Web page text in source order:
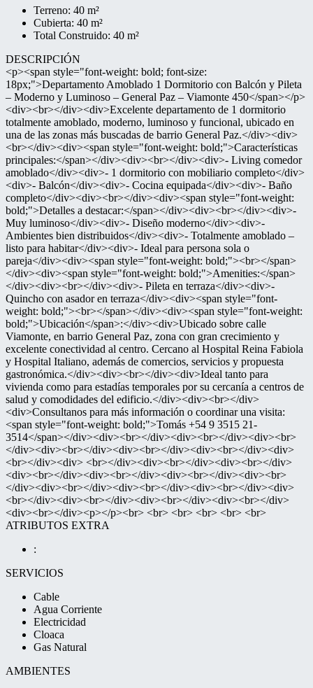
Terreno: 40 m²
Cubierta: 40 m²
Total Construido: 40 m²
DESCRIPCIÓN
<p><span style="font-weight: bold; font-size:
18px;">Departamento Amoblado 1 Dormitorio con Balcón y Pileta
– Moderno y Luminoso – General Paz – Viamonte 450</span></p>
<div><br></div><div>Excelente departamento de 1 dormitorio
totalmente amoblado, moderno, luminoso y funcional, ubicado en
una de las zonas más buscadas de barrio General Paz.</div><div>
<br></div><div><span style="font-weight: bold;">Características
principales:</span></div><div><br></div><div>- Living comedor
amoblado</div><div>- 1 dormitorio con mobiliario completo</div>
<div>- Balcón</div><div>- Cocina equipada</div><div>- Baño
completo</div><div><br></div><div><span style="font-weight:
bold;">Detalles a destacar:</span></div><div><br></div><div>-
Muy luminoso</div><div>- Diseño moderno</div><div>-
Ambientes bien distribuidos</div><div>- Totalmente amoblado –
listo para habitar</div><div>- Ideal para persona sola o
pareja</div><div><span style="font-weight: bold;"><br></span>
</div><div><span style="font-weight: bold;">Amenities:</span>
</div><div><br></div><div>- Pileta en terraza</div><div>-
Quincho con asador en terraza</div><div><span style="font-
weight: bold;"><br></span></div><div><span style="font-weight:
bold;">Ubicación</span>:</div><div>Ubicado sobre calle
Viamonte, en barrio General Paz, zona con gran crecimiento y
excelente conectividad al centro. Cercano al Hospital Reina Fabiola
y Hospital Italiano, además de comercios, servicios y propuesta
gastronómica.</div><div><br></div><div>Ideal tanto para
vivienda como para estadías temporales por su cercanía a centros de
salud y comodidades del edificio.</div><div><br></div>
<div>Consultanos para más información o coordinar una visita:
<span style="font-weight: bold;">Tomás +54 9 3515 21-
3514</span></div><div><br></div><div><br></div><div><br>
</div><div><br></div><div><br></div><div><br></div><div>
<br></div><div> <br></div><div><br></div><div><br></div>
<div><br></div><div><br></div><div><br></div><div><br>
</div><div><br></div><div><br></div><div><br></div><div>
<br></div><div><br></div><div><br></div><div><br></div>
<div><br></div><p></p><br> <br> <br> <br> <br> <br>
ATRIBUTOS EXTRA
:
SERVICIOS
Cable
Agua Corriente
Electricidad
Cloaca
Gas Natural
AMBIENTES